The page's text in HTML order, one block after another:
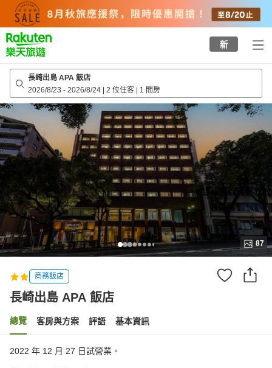
top
page
新
長崎出島 APA 飯店
2026/8/23 - 2026/8/24 | 2 位住客 | 1 間房
87
商務飯店
長崎出島 APA 飯店
總覽 客房與方案 評語 基本資訊
2022 年 12 月 27 日試營業。